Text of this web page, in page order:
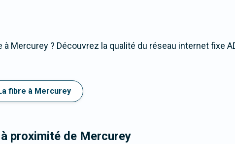
Mercurey ? Découvrez la qualité du réseau internet fixe
fibre à Mercurey
proximité de Mercurey